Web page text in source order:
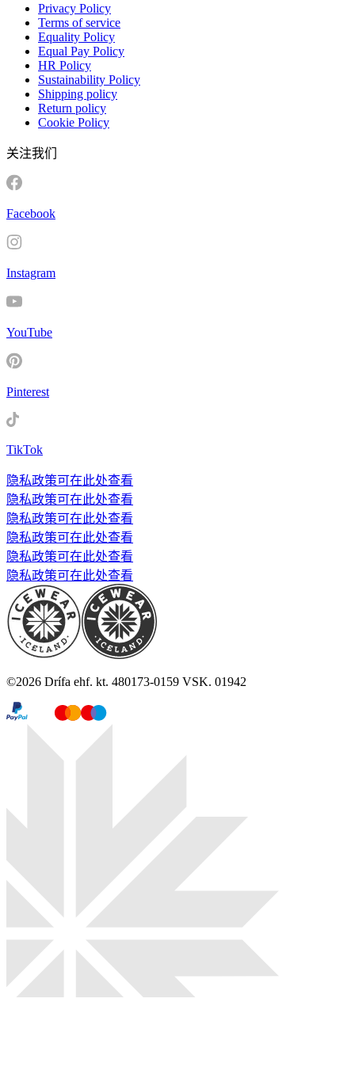
Privacy Policy
Terms of service
Equality Policy
Equal Pay Policy
HR Policy
Sustainability Policy
Shipping policy
Return policy
Cookie Policy
关注我们
Facebook
Instagram
YouTube
Pinterest
TikTok
隐私政策可在此处查看
隐私政策可在此处查看
隐私政策可在此处查看
隐私政策可在此处查看
隐私政策可在此处查看
隐私政策可在此处查看
©2026 Drífa ehf. kt. 480173-0159 VSK. 01942